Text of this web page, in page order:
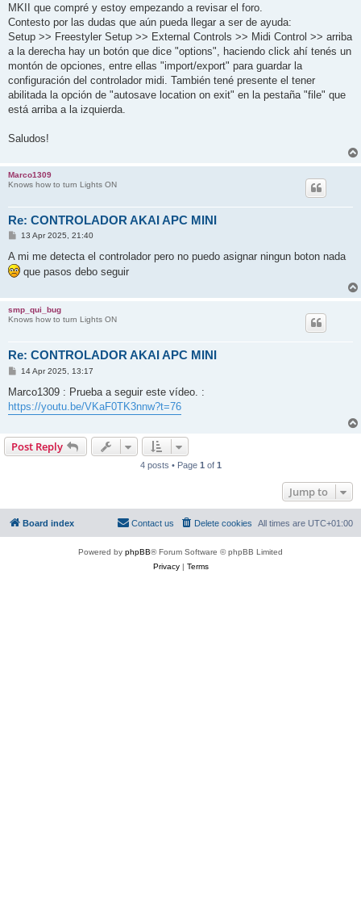
MKII que compré y estoy empezando a revisar el foro.
Contesto por las dudas que aún pueda llegar a ser de ayuda:
Setup >> Freestyler Setup >> External Controls >> Midi Control >> arriba
a la derecha hay un botón que dice "options", haciendo click ahí tenés un
montón de opciones, entre ellas "import/export" para guardar la
configuración del controlador midi. También tené presente el tener
abilitada la opción de "autosave location on exit" en la pestaña "file" que
está arriba a la izquierda.
Saludos!
Marco1309
Knows how to turn Lights ON
Re: CONTROLADOR AKAI APC MINI
P
s
t
13 Apr 2025, 21:40
A mi me detecta el controlador pero no puedo asignar ningun boton nada
que pasos debo seguir
smp_qui_bug
Knows how to turn Lights ON
Re: CONTROLADOR AKAI APC MINI
P
s
14 Apr 2025, 13:17
Marco1309 : Prueba a seguir este vídeo. :
https://youtu.be/VKaF0TK3nnw?t=76
Post Reply
4 posts • Page 1 of 1
Jump to
Board index All times are UTC+01:00
Delete cookies
Contact us
Powered by phpBB® Forum Software © phpBB Limited
Privacy| Terms